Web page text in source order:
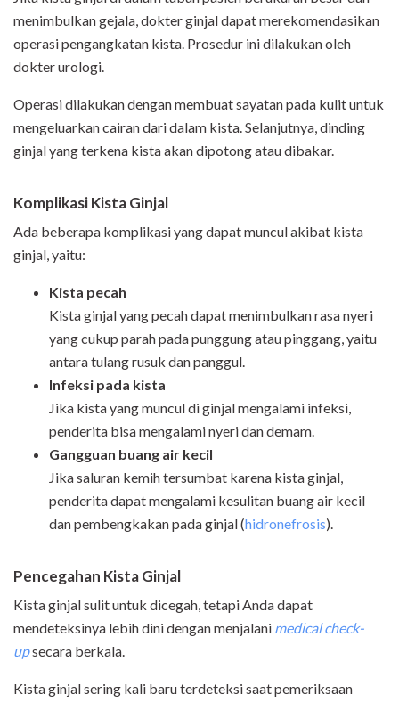
menimbulkan gejala, dokter ginjal dapat merekomendasikan
operasi pengangkatan kista. Prosedur ini dilakukan oleh
dokter urologi.
Operasi dilakukan dengan membuat sayatan pada kulit untuk
mengeluarkan cairan dari dalam kista. Selanjutnya, dinding
ginjal yang terkena kista akan dipotong atau dibakar.
Komplikasi Kista Ginjal
Ada beberapa komplikasi yang dapat muncul akibat kista
ginjal, yaitu:
Kista pecah
Kista ginjal yang pecah dapat menimbulkan rasa nyeri
yang cukup parah pada punggung atau pinggang, yaitu
antara tulang rusuk dan panggul.
Infeksi pada kista
Jika kista yang muncul di ginjal mengalami infeksi,
penderita bisa mengalami nyeri dan demam.
Gangguan buang air kecil
Jika saluran kemih tersumbat karena kista ginjal,
penderita dapat mengalami kesulitan buang air kecil
dan pembengkakan pada ginjal (hidronefrosis).
Pencegahan Kista Ginjal
Kista ginjal sulit untuk dicegah, tetapi Anda dapat
mendeteksinya lebih dini dengan menjalani medical check-
upsecara berkala.
Kista ginjal sering kali baru terdeteksi saat pemeriksaan